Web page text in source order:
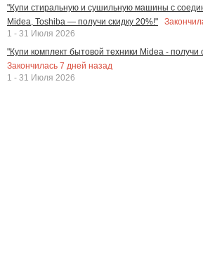
"Купи стиральную и сушильную машины с
Midea, Toshiba — получи скидку 20%!"
1 - 31 Июля 2026
"Купи комплект бытовой техники Midea - получи
Закончилась 7 дней назад
1 - 31 Июля 2026